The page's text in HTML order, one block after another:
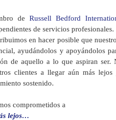
deRussell Bedford
de servicios profesionales.
en hacer posible que
ayudándolos y apoyándolos
de aquello a lo que aspiran ser.
clientes a llegar aún más
sostenido.
comprometidos a
lejos…